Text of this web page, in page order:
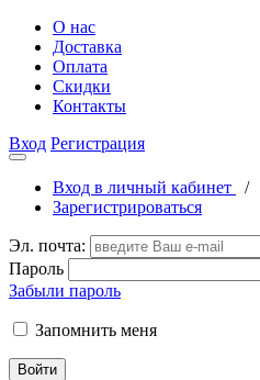
О нас
Доставка
Оплата
Скидки
Контакты
Вход Регистрация
Вход в личный кабинет
/
Зарегистрироваться
Эл. почта:
Пароль
Забыли пароль
Запомнить меня
Войти